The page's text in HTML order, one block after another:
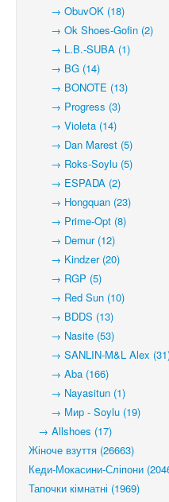
→ ObuvOK (18)
→ Ok Shoes-Gofin (2)
→ L.B.-SUBA (1)
→ BG (14)
→ BONOTE (13)
→ Progress (3)
→ Violeta (14)
→ Dan Marest (5)
→ Roks-Soylu (5)
→ ESPADA (2)
→ Hongquan (23)
→ Prime-Opt (8)
→ Demur (12)
→ Kindzer (20)
→ RGP (5)
→ Red Sun (10)
→ BDDS (13)
→ Nasite (53)
→ SANLIN-M&L Alex
→ Aba (166)
→ Nayasitun (1)
→ Мир - Soylu (19)
→ Allshoes (17)
Жіноче взуття (26663)
Кеди-Мокасини-Сліпони
Тапочки кімнатні (1969)